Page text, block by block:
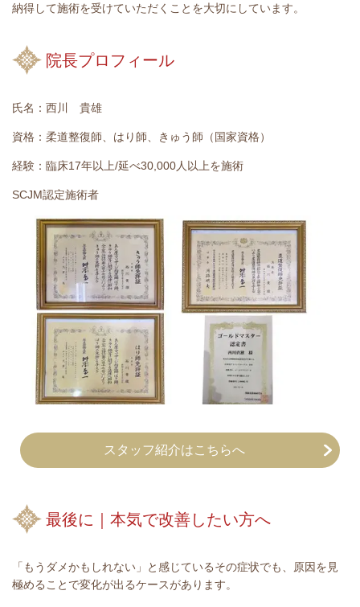
納得して施術を受けていただくことを大切にしています。
院長プロフィール
氏名：西川 貴雄
資格：柔道整復師、はり師、きゅう師（国家資格）
経験：臨床17年以上/延べ30,000人以上を施術
SCJM認定施術者
スタッフ紹介はこちらへ
最後に｜本気で改善したい方へ
「もうダメかもしれない」と感じているその症状でも、原因を見
極めることで変化が出るケースがあります。